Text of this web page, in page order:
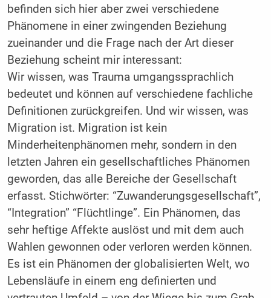
befinden sich hier aber zwei verschiedene
Phänomene in einer zwingenden Beziehung
zueinander und die Frage nach der Art dieser
Beziehung scheint mir interessant:
Wir wissen, was Trauma umgangssprachlich
bedeutet und können auf verschiedene fachliche
Definitionen zurückgreifen. Und wir wissen, was
Migration ist. Migration ist kein
Minderheitenphänomen mehr, sondern in den
letzten Jahren ein gesellschaftliches Phänomen
geworden, das alle Bereiche der Gesellschaft
erfasst. Stichwörter: “Zuwanderungsgesellschaft”,
“Integration” “Flüchtlinge”. Ein Phänomen, das
sehr heftige Affekte auslöst und mit dem auch
Wahlen gewonnen oder verloren werden können.
Es ist ein Phänomen der globalisierten Welt, wo
Lebensläufe in einem eng definierten und